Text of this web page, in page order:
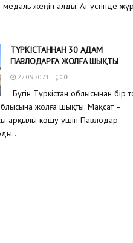
жеңіп алды. Ат үстінде
ТҮРКІСТАННАН 30 АДАМ
ПАВЛОДАРҒА ЖОЛҒА ШЫҚТЫ
22.09.2021 0
Бүгін Түркістан облысынан бір
жолға шықты. Мақсат –
арқылы көшу үшін Павлодар